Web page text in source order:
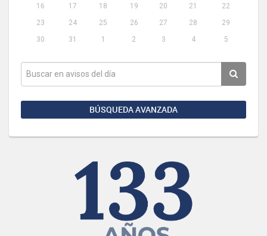
16
17 18 19 20 21
22
23
24 25 26 27 28
29
30
31 1 2 3 4 5
BÚSQUEDA AVANZADA